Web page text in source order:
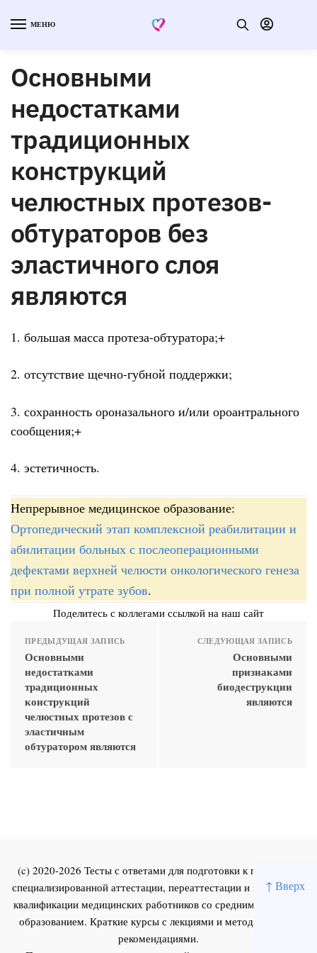
↑ Вверх
МЕНЮ
Основными
недостатками
традиционных
конструкций
челюстных протезов-
обтураторов без
эластичного слоя
являются
1. большая масса протеза-обтуратора;+
2. отсутствие щечно-губной поддержки;
3. сохранность ороназального и/или ороантрального
сообщения;+
4. эстетичность.
Непрерывное медицинское образование:
Ортопедический этап комплексной реабилитации и
абилитации больных с послеоперационными
дефектами верхней челюсти онкологического генеза
при полной утрате зубов.
Поделитесь с коллегами ссылкой на наш сайт
ПРЕДЫДУЩАЯ ЗАПИСЬ
Основными
недостатками
традиционных
конструкций
челюстных протезов с
эластичным
обтуратором являются
СЛЕДУЮЩАЯ ЗАПИСЬ
Основными
признаками
биодеструкции
являются
(c) 2020-2026 Тесты с ответами для подготовки к первичной
специализированной аттестации, переаттестации и повышения
квалификации медицинских работников со средним и высшим
образованием. Краткие курсы с лекциями и методическими
рекомендациями.